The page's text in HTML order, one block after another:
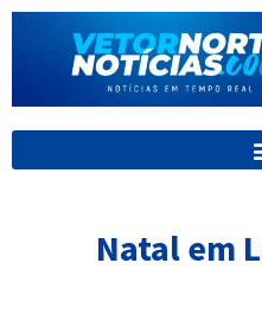
para
conteúdo
Natal em